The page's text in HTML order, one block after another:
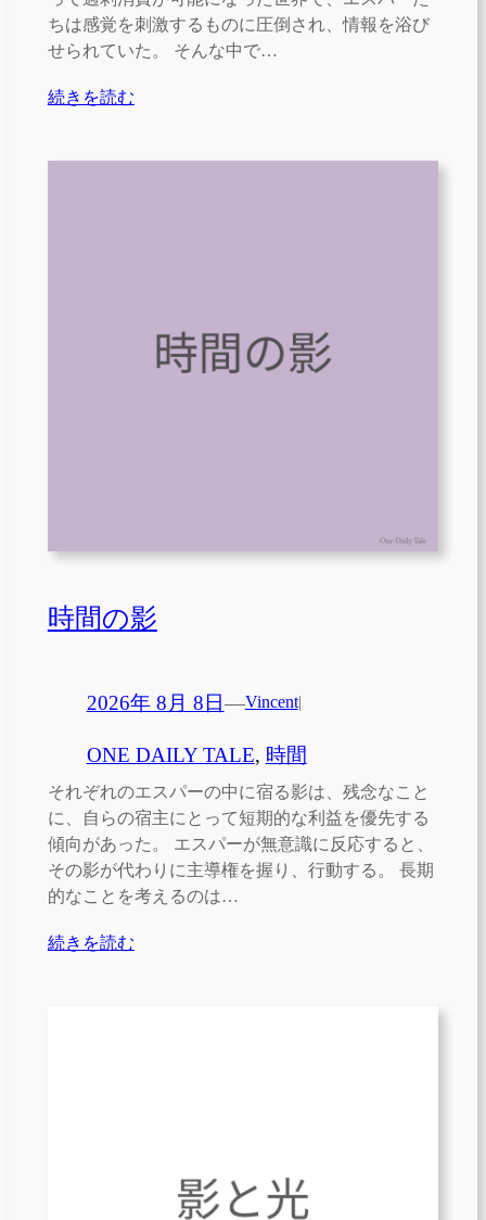
ちは感覚を刺激するものに圧倒され、情報を浴び
せられていた。 そんな中で…
続きを読む
時間の影
2026年 8月 8日—Vincent|
ONE DAILY TALE, 時間
それぞれのエスパーの中に宿る影は、残念なこと
に、自らの宿主にとって短期的な利益を優先する
傾向があった。 エスパーが無意識に反応すると、
その影が代わりに主導権を握り、行動する。 長期
的なことを考えるのは…
続きを読む